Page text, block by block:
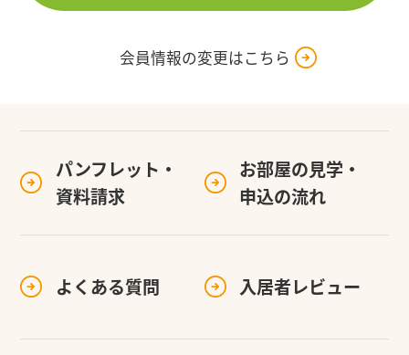
会員情報の変更はこちら
パンフレット・
資料請求
お部屋の見学・
申込の流れ
よくある質問 入居者レビュー